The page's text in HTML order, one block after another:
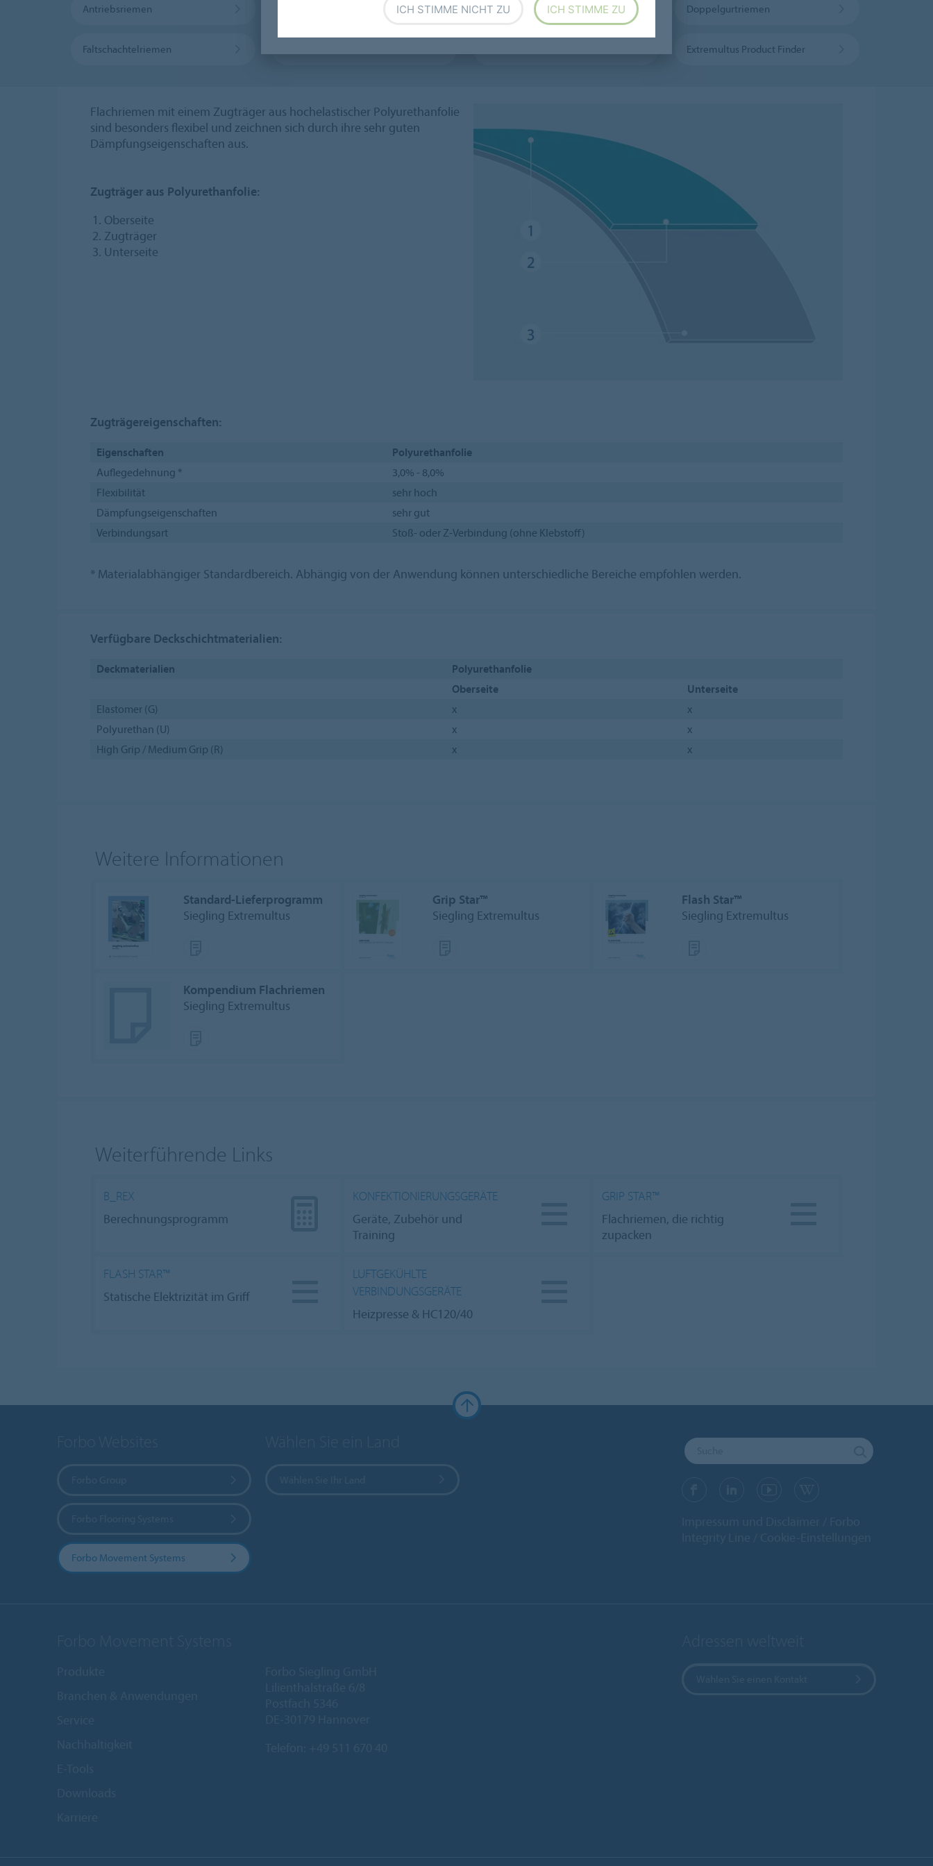
Antriebsriemen Rollenbahnantriebsriemen Tangentialriemen Doppelgurtriemen
Faltschachtelriemen Extremultus Product Finder
Flachriemen mit einem Zugträger aus hochelastischer Polyurethanfolie
sind besonders flexibel und zeichnen sich durch ihre sehr guten
Dämpfungseigenschaften aus.
Zugträger aus Polyurethanfolie:
Oberseite
Zugträger
Unterseite
Zugträgereigenschaften:
Eigenschaften
Polyurethanfolie
Auflegedehnung *
3,0% - 8,0%
Flexibilität
sehr hoch
Dämpfungseigenschaften
sehr gut
Verbindungsart
Stoß- oder Z-Verbindung (ohne Klebstoff)
* Materialabhängiger Standardbereich. Abhängig von der Anwendung können unterschiedliche Bereiche empfohlen werden.
Verfügbare Deckschichtmaterialien:
Deckmaterialien
Polyurethanfolie
Oberseite
Unterseite
Elastomer (G)
x
x
Polyurethan (U)
x
x
High Grip / Medium Grip (R)
x x
Weitere Informationen
Standard-Lieferprogramm
Siegling Extremultus
Grip Star™
Siegling Extremultus
Flash Star™
Siegling Extremultus
Kompendium Flachriemen
Siegling Extremultus
Weiterführende Links
B_REX
Berechnungsprogramm
KONFEKTIONIERUNGSGERÄTE
Geräte, Zubehör und
Training
GRIP STAR™
Flachriemen, die richtig
zupacken
FLASH STAR™
Statische Elektrizität im Griff
LUFTGEKÜHLTE
VERBINDUNGSGERÄTE
Heizpresse & HC120/40
Forbo Movement Systems
ICH STIMME NICHT ZU ICH STIMME ZU